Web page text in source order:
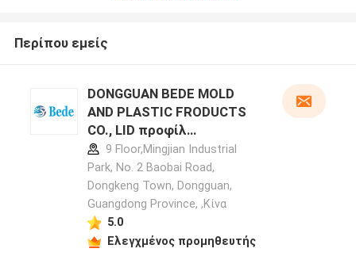
Περίπου εμείς
DONGGUAN BEDE MOLD
AND PLASTIC FRODUCTS
CO., LID προφίλ
κατασκευαστή
9 Floor,Mingjian Industrial
Park, No. 2 Baobai Road,
Dongkeng Town, Dongguan,
Guangdong Province, ,Κίνα
5.0
Ελεγχμένος προμηθευτής